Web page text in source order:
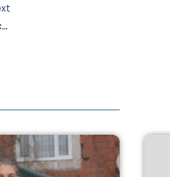
ORTAK ÇAĞRI: Romanlar Virüsten Çok Açlıkla Mücadele Ediyor!